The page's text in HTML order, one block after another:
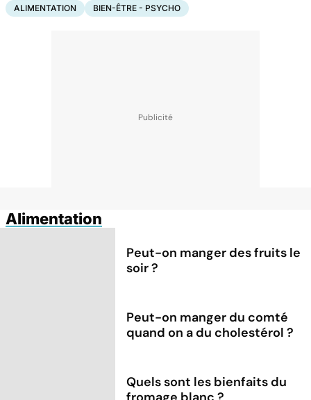
ALIMENTATION BIEN-ÊTRE - PSYCHO
Alimentation
Peut-on manger des fruits le
soir ?
Peut-on manger du comté
quand on a du cholestérol ?
Quels sont les bienfaits du